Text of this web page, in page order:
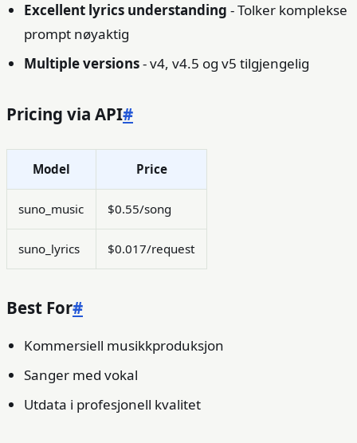
Excellent lyrics understanding - Tolker komplekse
prompt nøyaktig
Multiple versions- v4, v4.5 og v5 tilgjengelig
Pricing via API#
Model Price
suno_music $0.55/song
suno_lyrics $0.017/request
Best For#
Kommersiell musikkproduksjon
Sanger med vokal
Utdata i profesjonell kvalitet